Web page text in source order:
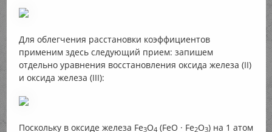
Для облегчения расстановки коэффициентов
применим здесь следующий прием: запишем
отдельно уравнения восстановления оксида железа (II)
и оксида железа (III):
Поскольку в оксиде железа Fе3O4 (FеО · Fе2O3) на 1 атом